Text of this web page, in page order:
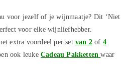
voor jezelf of je wijnmaatje? Dit ‘Niet
voor elke wijnliefhebber.
extra voordeel per set van 2 of 4
ook leuke Cadeau Pakkettenwaar